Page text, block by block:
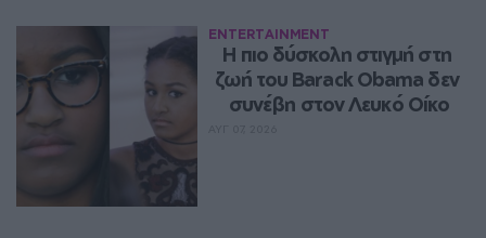
ENTERTAINMENT
Η πιο δύσκολη στιγμή στη
ζωή του Barack Obama δεν
συνέβη στον Λευκό Οίκο